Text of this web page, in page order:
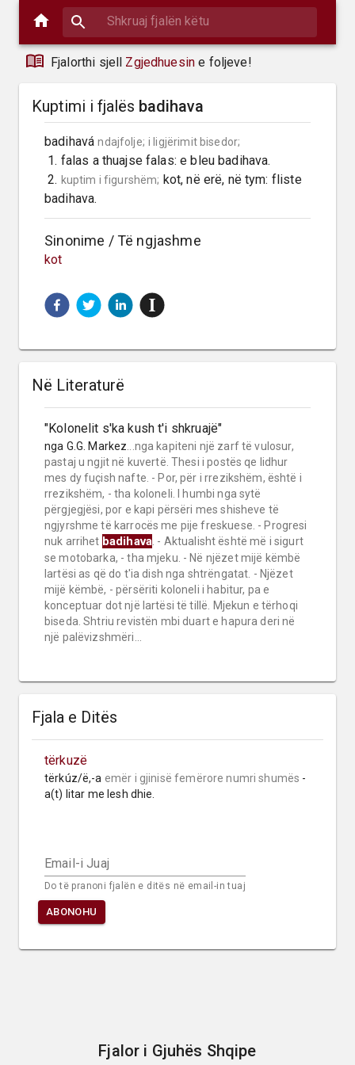
Fjalorthi sjell Zgjedhuesin e foljeve!
Kuptimi i fjalës badihava
badihavá ndajfolje; i ligjërimit bisedor;
2. kuptim i figurshëm; kot, në erë, në tym: fliste
badihava.
Sinonime / Të ngjashme
kot
Në Literaturë
"Kolonelit s'ka kush t'i shkruajë"
nga G.G. Markez ...nga kapiteni një zarf të vulosur,
pastaj u ngjit në kuvertë. Thesi i postës qe lidhur
mes dy fuçish nafte. - Por, për i rrezikshëm, është i
rrezikshëm, - tha koloneli. I humbi nga sytë
përgjegjësi, por e kapi përsëri mes shisheve të
ngjyrshme të karrocës me pije freskuese. - Progresi
nuk arrihet badihava . - Aktualisht është më i sigurt
se motobarka, - tha mjeku. - Në njëzet mijë këmbë
lartësi as që do t'ia dish nga shtrëngatat. - Njëzet
mijë këmbë, - përsëriti koloneli i habitur, pa e
konceptuar dot një lartësi të tillë. Mjekun e tërhoqi
biseda. Shtriu revistën mbi duart e hapura deri në
një palëvizshmëri...
Fjala e Ditës
tërkuzë
tërkúz/ë,-a emër i gjinisë femërore numri shumës -
a(t) litar me lesh dhie.
Email-i Juaj
Do të pranoni fjalën e ditës në email-in tuaj
ABONOHU
Fjalor i Gjuhës Shqipe